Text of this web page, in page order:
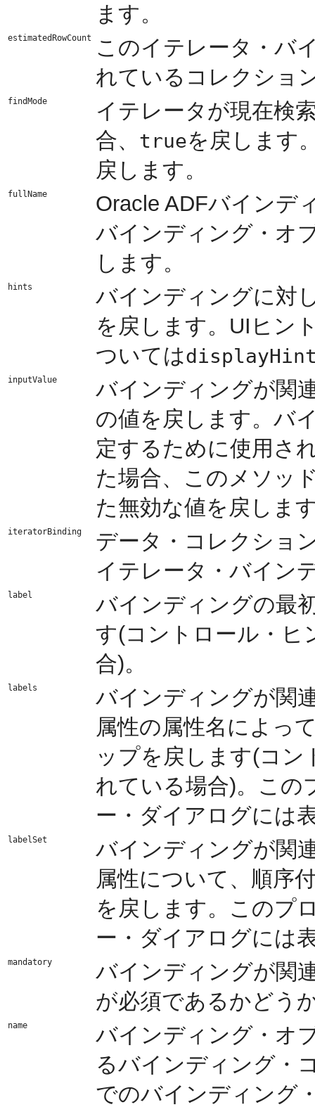
ます。
estimatedRowCount
このイテレータ・バ
れているコレクショ
findMode
イテレータが現在検
合、 trueを戻します
戻します。
fullName
Oracle ADFバインデ
バインディング・オ
します。
hints
バインディングに対
を戻します。UIヒン
ついては
inputValue
バインディングが関
の値を戻します。バ
定するために使用さ
た場合、このメソッ
た無効な値を戻しま
iteratorBinding
データ・コレクショ
イテレータ・バイン
label
バインディングの最
す(コントロール・ヒ
合)。
labels
バインディングが関
属性の属性名によっ
ップを戻します(コ
れている場合)。この
ー・ダイアログには
labelSet
バインディングが関
属性について、順序
を戻します。このプ
ー・ダイアログには
mandatory
バインディングが関
が必須であるかどう
name
バインディング・オ
るバインディング・
でのバインディング